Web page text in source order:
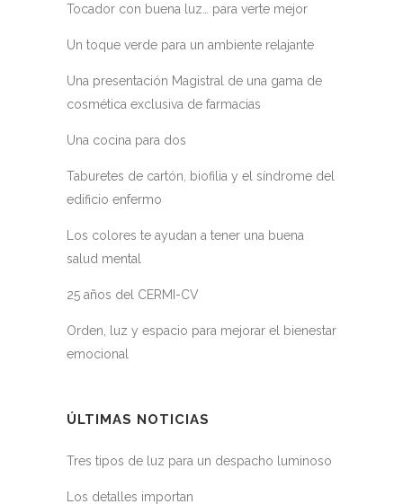
Tocador con buena luz… para verte mejor
Un toque verde para un ambiente relajante
Una presentación Magistral de una gama de
cosmética exclusiva de farmacias
Una cocina para dos
Taburetes de cartón, biofilia y el síndrome del
edificio enfermo
Los colores te ayudan a tener una buena
salud mental
25 años del CERMI-CV
Orden, luz y espacio para mejorar el bienestar
emocional
ÚLTIMAS NOTICIAS
Tres tipos de luz para un despacho luminoso
Los detalles importan